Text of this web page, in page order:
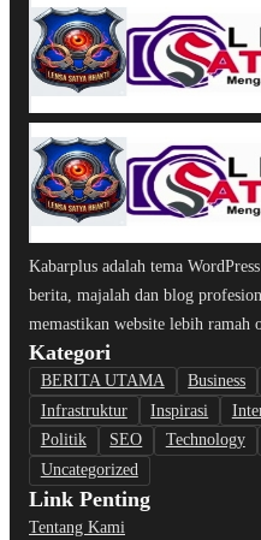
Kabarplus adalah tema
berita, majalah dan blog
memastikan website lebih ramah
Kategori
BERITA UTAMA Business
Infrastruktur
Inspirasi
Politik
SEO Technology
Uncategorized
Link Penting
Tentang Kami